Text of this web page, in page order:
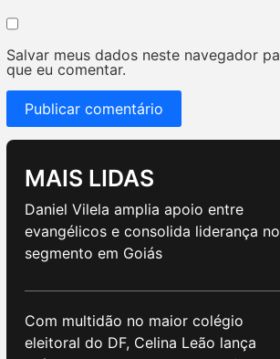
Salvar meus dados neste navegador
que eu comentar.
MAIS LIDAS
Daniel Vilela amplia apoio entre
evangélicos e consolida liderança no
segmento em Goiás
Com multidão no maior colégio
eleitoral do DF, Celina Leão lança